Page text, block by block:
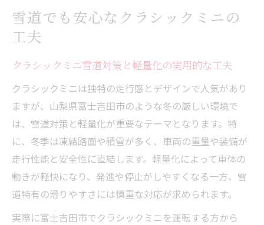
雪道でも安心なクラシックミニの
工夫
クラシックミニ雪道対策と軽量化の実用的な工夫
クラシックミニは独特の走行感とデザインで人気があり
ますが、山梨県富士吉田市のような冬の厳しい環境で
は、雪道対策と軽量化が重要なテーマとなります。特
に、冬季は凍結路面や積雪が多く、車両の重量や装備が
走行性能と安全性に直結します。軽量化によって車体の
動きが軽快になり、発進や停止がしやすくなる一方、雪
道特有の滑りやすさには慎重な対応が求められます。
実際に富士吉田市でクラシックミニを運転する方から